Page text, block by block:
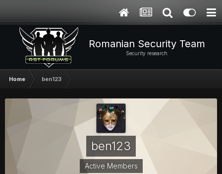
Romanian Security Team
Security research
Home ben123
ben123
Active Members